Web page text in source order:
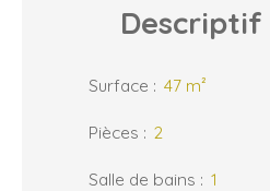
Descriptif
Surface : 47 m²
Pièces : 2
Salle de bains : 1